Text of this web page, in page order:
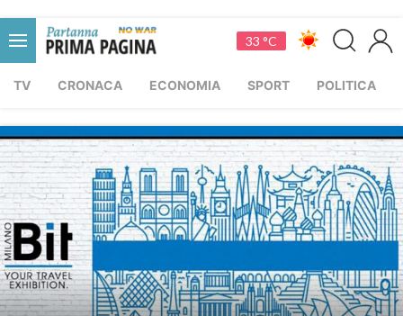
33 °C
TV CRONACA ECONOMIA SPORT POLITICA